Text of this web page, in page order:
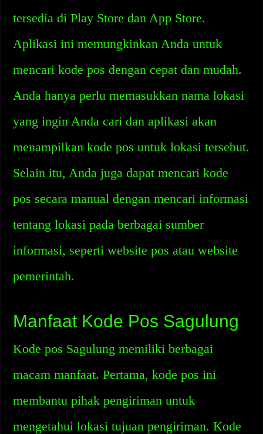
tersedia di Play Store dan App Store.
Aplikasi ini memungkinkan Anda untuk
mencari kode pos dengan cepat dan mudah.
Anda hanya perlu memasukkan nama lokasi
yang ingin Anda cari dan aplikasi akan
menampilkan kode pos untuk lokasi tersebut.
Selain itu, Anda juga dapat mencari kode
pos secara manual dengan mencari informasi
tentang lokasi pada berbagai sumber
informasi, seperti website pos atau website
pemerintah.
Manfaat Kode Pos Sagulung
Kode pos Sagulung memiliki berbagai
macam manfaat. Pertama, kode pos ini
membantu pihak pengiriman untuk
mengetahui lokasi tujuan pengiriman. Kode